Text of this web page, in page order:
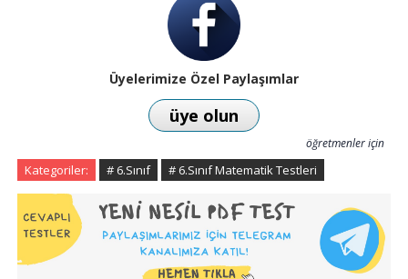
Üyelerimize Özel Paylaşımlar
üye olun
öğretmenler için
Kategoriler: # 6.Sınıf # 6.Sınıf Matematik Testleri